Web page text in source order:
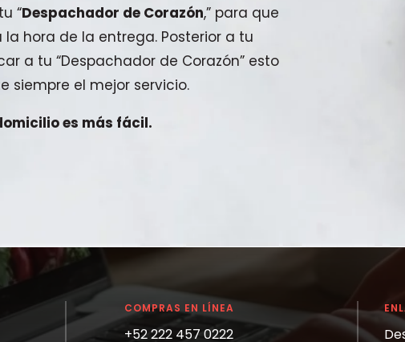
“Despachador de Corazón,” para que
hora de la entrega. Posterior a tu
a tu “Despachador de Corazón” esto
siempre el mejor servicio.
es más fácil.
COMPRAS EN LÍNEA
+52 222 457 0222